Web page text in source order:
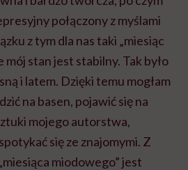
połączony z myślami
z tym dla nas taki „miesiąc
mój stan jest stabilny. Tak było
i latem. Dzięki temu mogłam
na basen, pojawić się na
mojego autorstwa,
się ze znajomymi. Z
miodowego” jest